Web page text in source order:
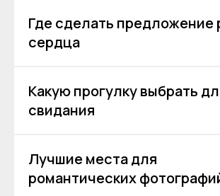
Где сделать предложение
сердца
Какую прогулку выбрать
свидания
Лучшие места для
романтических
Остались вопросы?
Я даю согласие на обработку моих
персональных данных на условиях
персональных данных